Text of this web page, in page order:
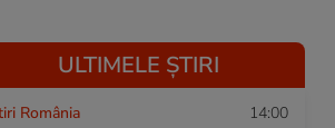
ULTIMELE ȘTIRI
România 14:00